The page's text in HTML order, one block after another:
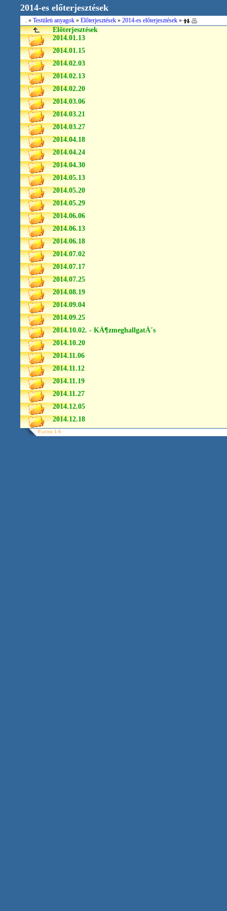
2014-es előterjesztések
. » Testületi anyagok » Előterjesztések » 2014-es előterjesztések »
Előterjesztések
2014.01.13
2014.01.15
2014.02.03
2014.02.13
2014.02.20
2014.03.06
2014.03.21
2014.03.27
2014.04.18
2014.04.24
2014.04.30
2014.05.13
2014.05.20
2014.05.29
2014.06.06
2014.06.13
2014.06.18
2014.07.02
2014.07.17
2014.07.25
2014.08.19
2014.09.04
2014.09.25
2014.10.02. - KĂ¶zmeghallgatĂˇs
2014.10.20
2014.11.06
2014.11.12
2014.11.19
2014.11.27
2014.12.05
2014.12.18
Flister 1.6